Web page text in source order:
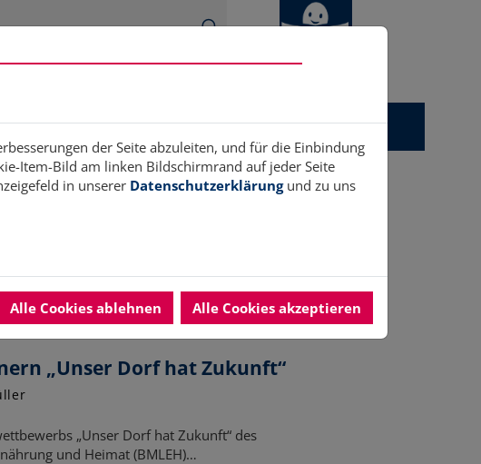
Digitales Ukrainehilfe Anerkennung
„Unser Dorf hat Zukunft“
„Unser Dorf hat Zukunft“ des
und Heimat (BMLEH)…
der Seite abzuleiten, und für die Einbindung
Item-Bild am linken Bildschirmrand auf jeder Seite
in unserer Datenschutzerklärungund zu uns
Alle Cookies ablehnen Alle Cookies akzeptieren